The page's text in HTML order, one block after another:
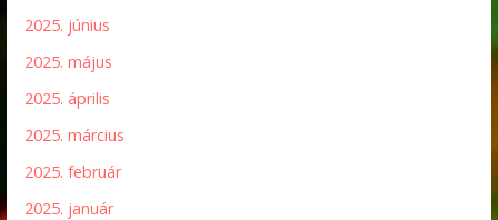
2025. június
2025. május
2025. április
2025. március
2025. február
2025. január